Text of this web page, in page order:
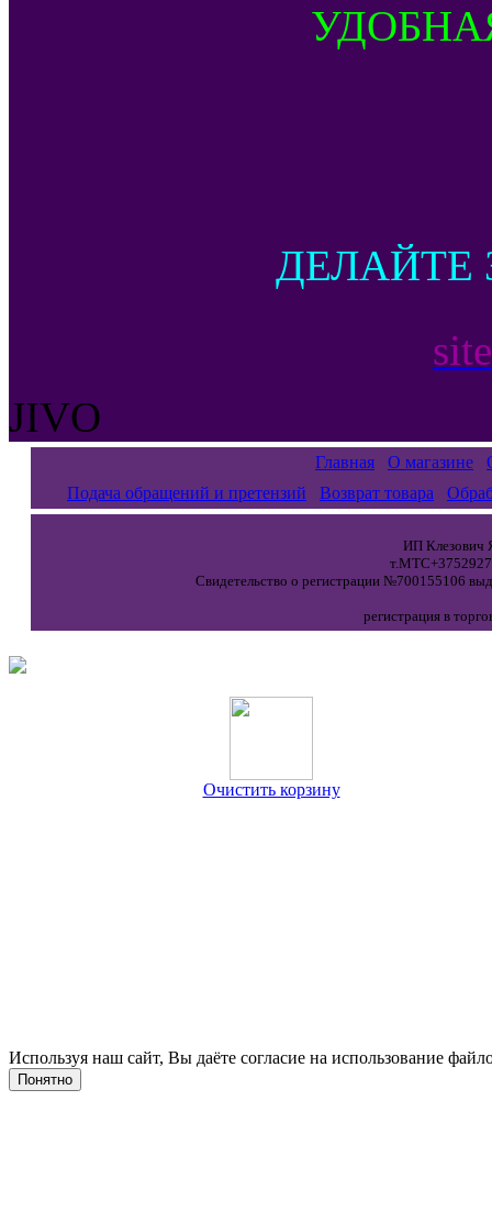
ДЕЛАЙТЕ
JIVO
Главная О магазине
Подача обращений и претензий
Возврат товара
ИП Клезович
Свидетельство о регистрации №700155106
регистрация в
Очистить корзину
Используя наш сайт, Вы даёте согласие на использование
Понятно